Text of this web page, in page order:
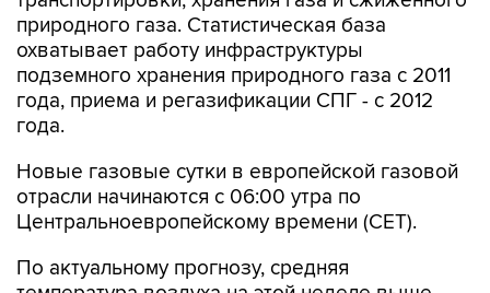
природного газа. Статистическая база
охватывает работу инфраструктуры
подземного хранения природного газа с 2011
года, приема и регазификации СПГ - с 2012
года.
Новые газовые сутки в европейской газовой
отрасли начинаются c 06:00 утра по
Центральноевропейскому времени (CET).
По актуальному прогнозу, средняя